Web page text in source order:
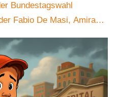
Bundestagswahl
Fabio De Masi, Amira